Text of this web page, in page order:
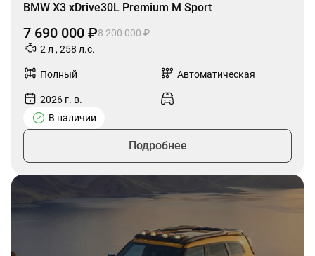
BMW X3 xDrive30L Premium M Sport
7 690 000 ₽8 200 000 ₽
2 л , 258 л.с.
Полный Автоматическая
2026 г. в.
В наличии
Подробнее